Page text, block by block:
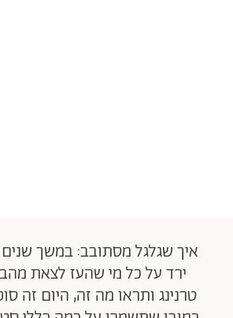
איך שגלגל מסתובב: במשך
ירד על כל מי שהעז לצאת
טרנינג ותראו מה זה, היום זה